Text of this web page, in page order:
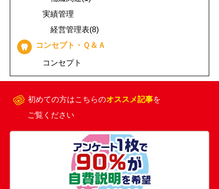
実績管理
経営管理表(8)
コンセプト・Ｑ＆Ａ
コンセプト
初めての方はこちらのオススメ記事を
ご覧ください